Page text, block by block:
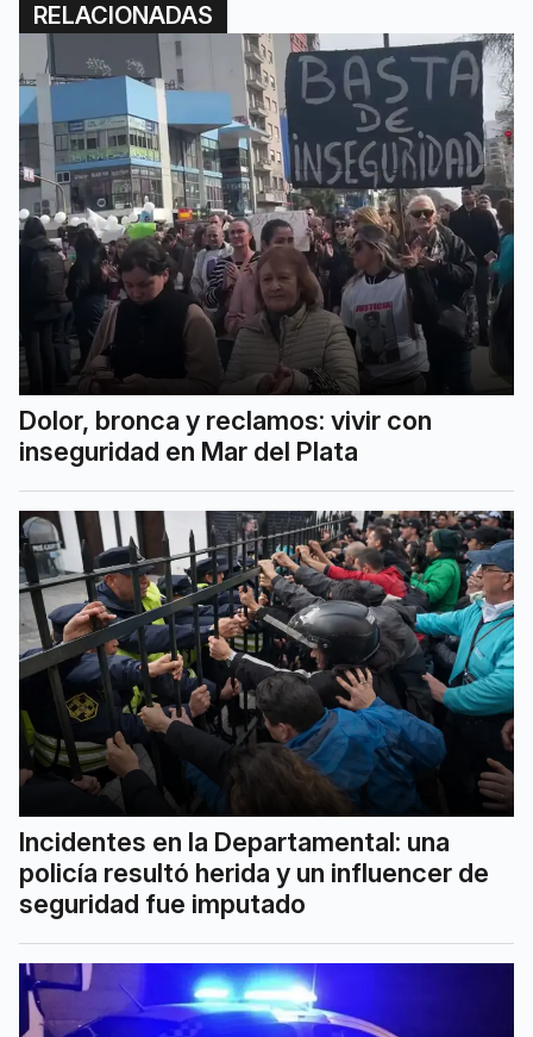
RELACIONADAS
Dolor, bronca y reclamos: vivir con
inseguridad en Mar del Plata
Incidentes en la Departamental: una
policía resultó herida y un influencer de
seguridad fue imputado